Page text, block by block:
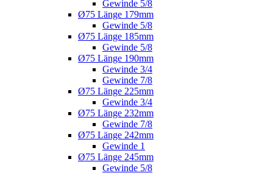
Gewinde 5/8
Ø75 Länge 179mm
Gewinde 5/8
Ø75 Länge 185mm
Gewinde 5/8
Ø75 Länge 190mm
Gewinde 3/4
Gewinde 7/8
Ø75 Länge 225mm
Gewinde 3/4
Ø75 Länge 232mm
Gewinde 7/8
Ø75 Länge 242mm
Gewinde 1
Ø75 Länge 245mm
Gewinde 5/8